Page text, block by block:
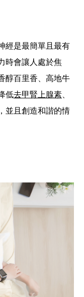
經是最簡單且最有
時會讓人處於焦
醇百里香、高地牛
低去甲腎上腺素
並且創造和諧的情